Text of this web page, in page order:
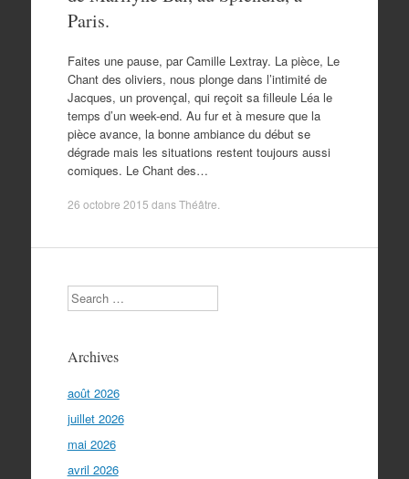
Paris.
Faites une pause, par Camille Lextray. La pièce, Le
Chant des oliviers, nous plonge dans l’intimité de
Jacques, un provençal, qui reçoit sa filleule Léa le
temps d’un week-end. Au fur et à mesure que la
pièce avance, la bonne ambiance du début se
dégrade mais les situations restent toujours aussi
comiques. Le Chant des…
26 octobre 2015 dansThéâtre
Search
Archives
août 2026
juillet 2026
mai 2026
avril 2026